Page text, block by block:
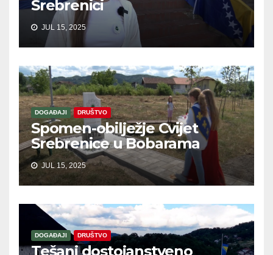
Srebrenici
JUL 15, 2025
DOGAĐAJI DRUŠTVO
Spomen-obilježje Cvijet
Srebrenice u Bobarama
JUL 15, 2025
DOGAĐAJI DRUŠTVO
Tešanj dostojanstveno